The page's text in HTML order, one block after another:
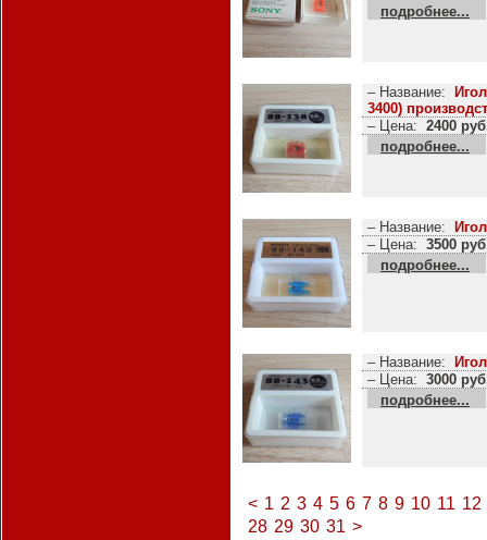
подробнее...
– Название:
3400)
– Цена: 2400
подробнее...
– Название:
– Цена: 3500
подробнее...
– Название:
– Цена: 3000
подробнее...
< 1 2 3 4 5 6 7 8 9 10 11 12
28 29 30 31 >